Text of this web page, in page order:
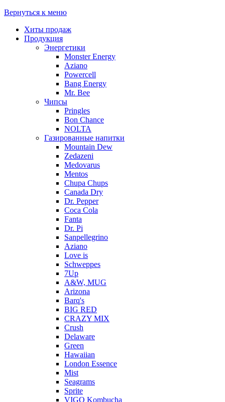
Вернуться к меню
Хиты продаж
Продукция
Энергетики
Monster Energy
Aziano
Powercell
Bang Energy
Mr. Bee
Чипсы
Pringles
Bon Chance
NOLTA
Газированные напитки
Mountain Dew
Zedazeni
Medovarus
Mentos
Chupa Chups
Canada Dry
Dr. Pepper
Coca Cola
Fanta
Dr. Pi
Sanpellegrino
Aziano
Love is
Schweppes
7Up
A&W, MUG
Arizona
Barq's
BIG RED
CRAZY MIX
Crush
Delaware
Green
Hawaiian
London Essence
Mist
Seagrams
Sprite
VIGO Kombucha